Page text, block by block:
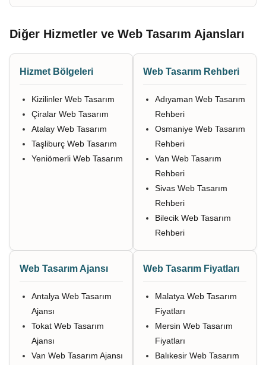
Diğer Hizmetler ve Web Tasarım Ajansları
Hizmet Bölgeleri
Kizilinler Web Tasarım
Çiralar Web Tasarım
Atalay Web Tasarım
Taşliburç Web Tasarım
Yeniömerli Web Tasarım
Web Tasarım Rehberi
Adıyaman Web Tasarım
Rehberi
Osmaniye Web Tasarım
Rehberi
Van Web Tasarım
Rehberi
Sivas Web Tasarım
Rehberi
Bilecik Web Tasarım
Rehberi
Web Tasarım Ajansı
Antalya Web Tasarım
Ajansı
Tokat Web Tasarım
Ajansı
Van Web Tasarım Ajansı
Web Tasarım Fiyatları
Malatya Web Tasarım
Fiyatları
Mersin Web Tasarım
Fiyatları
Balıkesir Web Tasarım